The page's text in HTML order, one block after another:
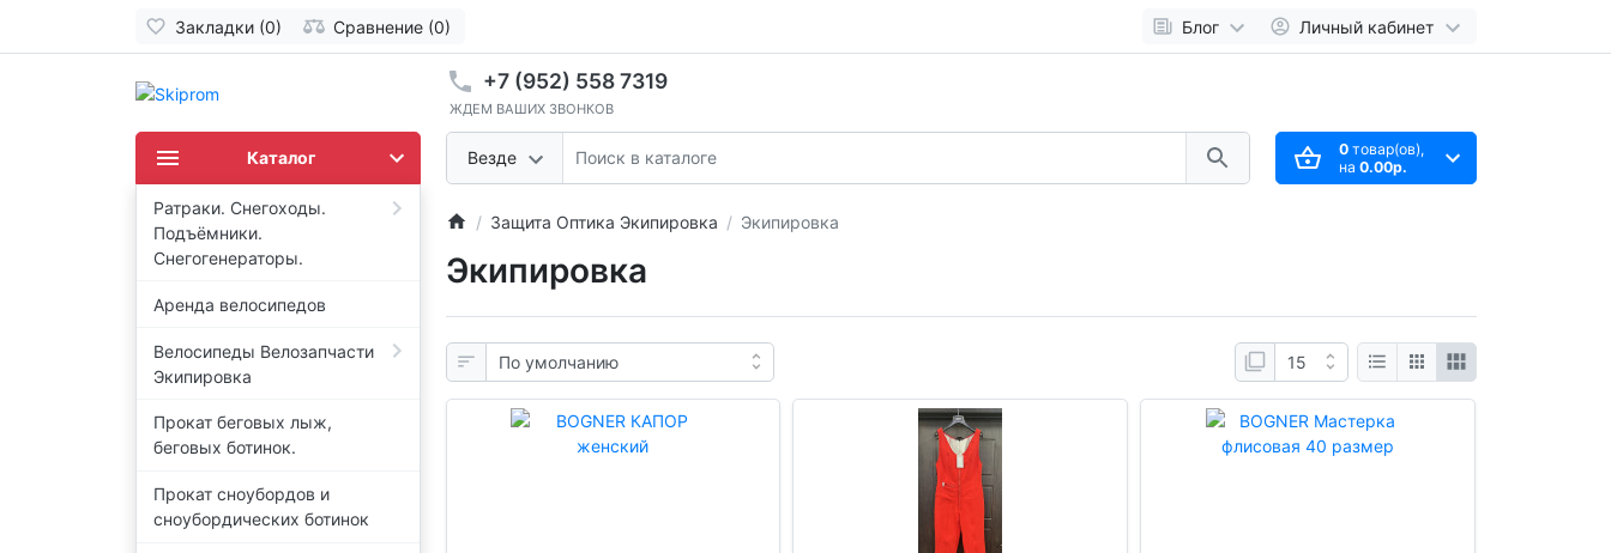
Закладки (0) Сравнение (0) Блог Личный кабинет
+7 (952) 558 7319
ЖДЕМ ВАШИХ ЗВОНКОВ
Везде 0товар(ов),
на 0.00р.
Каталог
Ратраки. Снегоходы.
Подъёмники.
Снегогенераторы.
Аренда велосипедов
Велосипеды Велозапчасти
Экипировка
Прокат беговых лыж,
беговых ботинок.
Прокат сноубордов и
сноубордических ботинок
Защита Оптика Экипировка Экипировка
Экипировка